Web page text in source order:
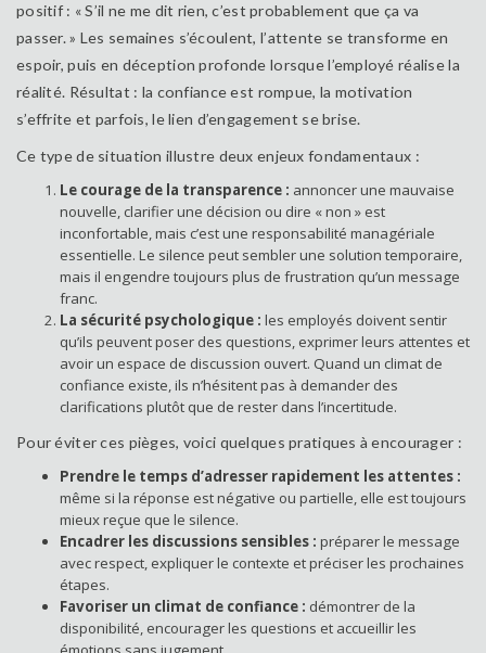
positif : « S’il ne me dit rien, c’est probablement que ça va
passer. » Les semaines s’écoulent, l’attente se transforme en
espoir, puis en déception profonde lorsque l’employé réalise la
réalité. Résultat : la confiance est rompue, la motivation
s’effrite et parfois, le lien d’engagement se brise.
Ce type de situation illustre deux enjeux fondamentaux :
Le courage de la transparence : annoncer une mauvaise
nouvelle, clarifier une décision ou dire « non » est
inconfortable, mais c’est une responsabilité managériale
essentielle. Le silence peut sembler une solution temporaire,
mais il engendre toujours plus de frustration qu’un message
franc.
La sécurité psychologique : les employés doivent sentir
qu’ils peuvent poser des questions, exprimer leurs attentes et
avoir un espace de discussion ouvert. Quand un climat de
confiance existe, ils n’hésitent pas à demander des
clarifications plutôt que de rester dans l’incertitude.
Pour éviter ces pièges, voici quelques pratiques à encourager :
Prendre le temps d’adresser rapidement les attentes :
même si la réponse est négative ou partielle, elle est toujours
mieux reçue que le silence.
Encadrer les discussions sensibles : préparer le message
avec respect, expliquer le contexte et préciser les prochaines
étapes.
Favoriser un climat de confiance : démontrer de la
disponibilité, encourager les questions et accueillir les